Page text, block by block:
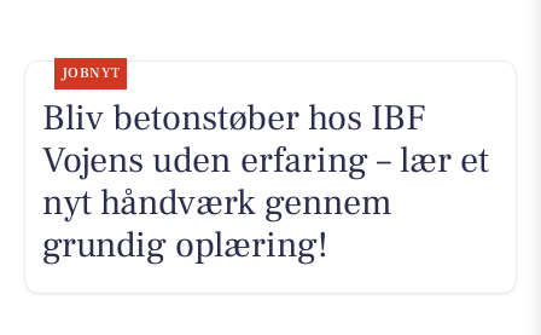
JOBNYT
Bliv betonstøber hos IBF
Vojens uden erfaring – lær et
nyt håndværk gennem
grundig oplæring!